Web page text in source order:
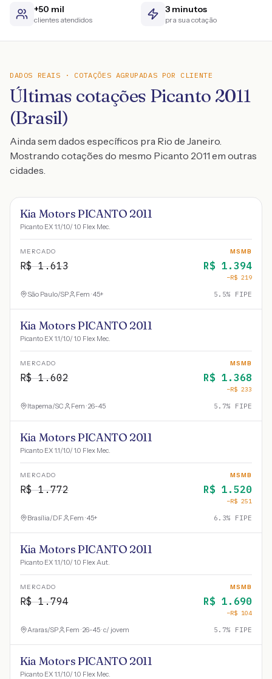
+50 mil
clientes atendidos
3 minutos
pra sua cotação
DADOS REAIS · COTAÇÕES AGRUPADAS POR CLIENTE
Últimas cotações Picanto 2011
(Brasil)
Ainda sem dados específicos pra Rio de Janeiro.
Mostrando cotações do mesmo Picanto 2011 em outras
cidades.
Kia Motors PICANTO 2011
Picanto EX 1.1/1.0/ 1.0 Flex Mec.
MERCADO
R$1.613
MSMB
R$ 1.394
−R$ 219
São Paulo/SP Fem · 45+ 5.5% FIPE
Kia Motors PICANTO 2011
Picanto EX 1.1/1.0/ 1.0 Flex Mec.
MERCADO
R$1.602
MSMB
R$ 1.368
−R$ 233
Itapema/SC Fem · 26-45 5.7% FIPE
Kia Motors PICANTO 2011
Picanto EX 1.1/1.0/ 1.0 Flex Mec.
MERCADO
R$1.772
MSMB
R$ 1.520
−R$ 251
Brasília/DF Fem · 45+ 6.3% FIPE
Kia Motors PICANTO 2011
Picanto EX 1.1/1.0/ 1.0 Flex Aut.
MERCADO
R$1.794
MSMB
R$ 1.690
−R$ 104
Araras/SP Fem · 26-45 · c/ jovem 5.7% FIPE
Kia Motors PICANTO 2011
Picanto EX 1.1/1.0/ 1.0 Flex Mec.